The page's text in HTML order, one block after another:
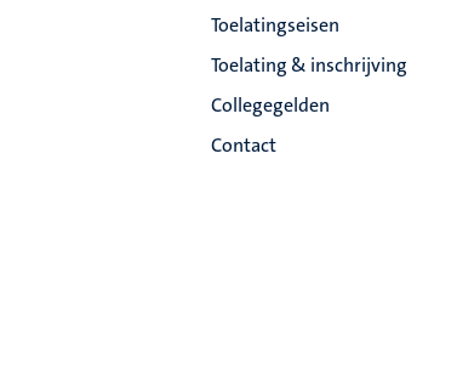
Toelatingseisen
Toelating & inschrijving
Collegegelden
Contact